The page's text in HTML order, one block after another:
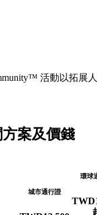
活動以拓展
案及價錢
城市通行證
環球
TWD